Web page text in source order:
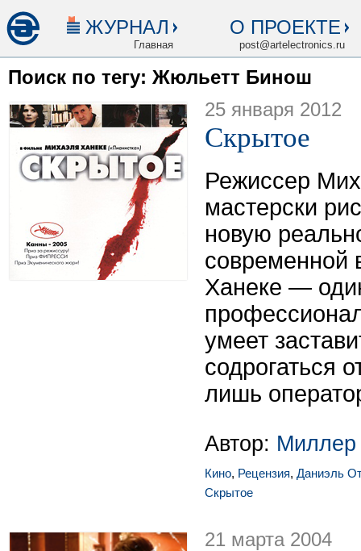
ЖУРНАЛ
Главная
О ПРОЕКТЕ
post@artelectronics.ru
Поиск по тегу: Жюльетт Бинош
25 января 2012
Скрытое
Режиссер
мастерски
новую
современной
Ханеке —
умеет
содрогаться
лишь
Автор: Миллер
Кино, Рецензия, Даниэль
Скрытое
21 марта 2004